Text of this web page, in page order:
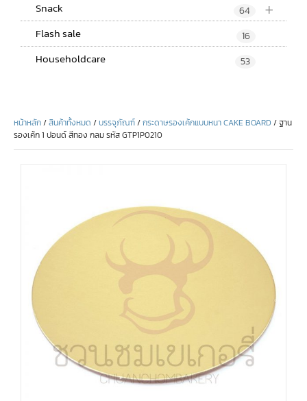
+
Snack 64
Flash sale 16
Householdcare 53
หน้าหลัก/สินค้าทั้งหมด /บรรจุภัณฑ์/กระดาษรองเค้กแบบหนา CAKE BOARD / ฐาน
รองเค้ก 1 ปอนด์ สีทอง กลม รหัส GTP1P0210